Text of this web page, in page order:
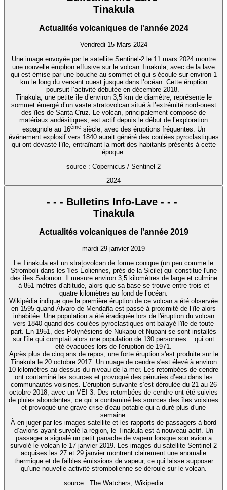
Tinakula
Actualités volcaniques de l'année 2024
Vendredi 15 Mars 2024
Une image envoyée par le satellite Sentinel-2 le 11 mars 2024 montre
une nouvelle éruption effusive sur le volcan Tinakula, avec de la lave
qui est émise par une bouche au sommet et qui s’écoule sur environ 1
km le long du versant ouest jusque dans l’océan. Cette éruption
poursuit l’activité débutée en décembre 2018.
Tinakula, une petite île d’environ 3,5 km de diamètre, représente le
sommet émergé d’un vaste stratovolcan situé à l’extrémité nord-ouest
des îles de Santa Cruz. Le volcan, principalement composé de
matériaux andésitiques, est actif depuis le début de l’exploration
espagnole au 16èmesiècle, avec des éruptions fréquentes. Un
événement explosif vers 1840 aurait généré des coulées pyroclastiques
qui ont dévasté l’île, entraînant la mort des habitants présents à cette
époque.
source : Copernicus / Sentinel-2
2024
- - - Bulletins Info-Lave - - -
Tinakula
Actualités volcaniques de l'année 2019
mardi 29 janvier 2019
Le Tinakula est un stratovolcan de forme conique (un peu comme le
Stromboli dans les îles Éoliennes, près de la Sicile) qui constitue l'une
des îles Salomon. Il mesure environ 3,5 kilomètres de large et culmine
à 851 mètres d'altitude, alors que sa base se trouve entre trois et
quatre kilomètres au fond de l’océan.
Wikipédia indique que la première éruption de ce volcan a été observée
en 1595 quand Álvaro de Mendaña est passé à proximité de l’île alors
inhabitée. Une population a été éradiquée lors de l'éruption du volcan
vers 1840 quand des coulées pyroclastiques ont balayé l'île de toute
part. En 1951, des Polynésiens de Nukapu et Nupani se sont installés
sur l'île qui comptait alors une population de 130 personnes... qui ont
été évacuées lors de l'éruption de 1971.
Après plus de cinq ans de repos, une forte éruption s'est produite sur le
Tinakula le 20 octobre 2017. Un nuage de cendre s'est élevé à environ
10 kilomètres au-dessus du niveau de la mer. Les retombées de cendre
ont contaminé les sources et provoqué des pénuries d’eau dans les
communautés voisines. L’éruption suivante s’est déroulée du 21 au 26
octobre 2018, avec un VEI 3. Des retombées de cendre ont été suivies
de pluies abondantes, ce qui a contaminé les sources des îles voisines
et provoqué une grave crise d'eau potable qui a duré plus d'une
semaine.
À en juger par les images satellite et les rapports de passagers à bord
d’avions ayant survolé la région, le Tinakula est à nouveau actif. Un
passager a signalé un petit panache de vapeur lorsque son avion a
survolé le volcan le 17 janvier 2019. Les images du satellite Sentinel-2
acquises les 27 et 29 janvier montrent clairement une anomalie
thermique et de faibles émissions de vapeur, ce qui laisse supposer
qu’une nouvelle activité strombolienne se déroule sur le volcan.
source : The Watchers, Wikipedia